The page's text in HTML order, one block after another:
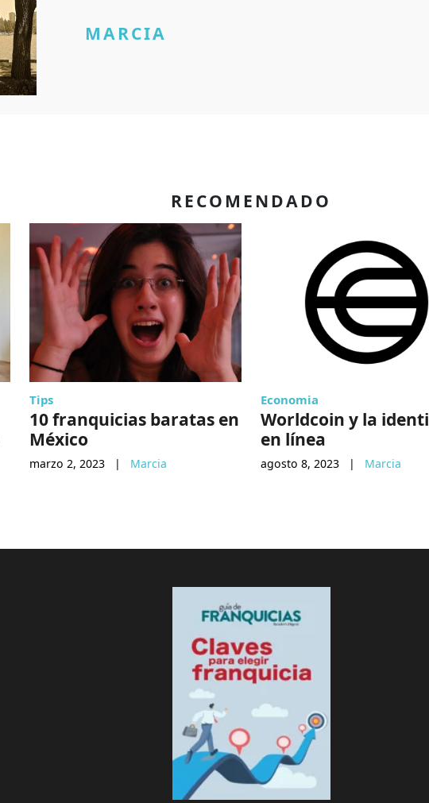
MARCIA
RECOMENDADO
Tips
10 franquicias baratas en
México
marzo 2, 2023 | Marcia
Economia
Worldcoin y la
en línea
agosto 8, 2023 | Marcia